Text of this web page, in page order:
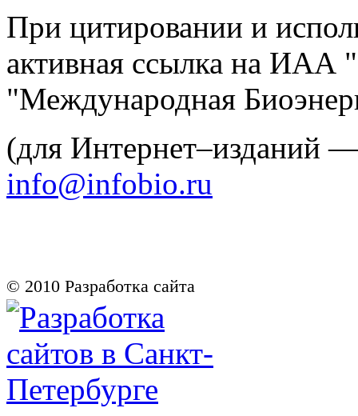
При цитировании и
активная ссылка на
"Международная
(для Интернет–изданий
info@infobio.ru
© 2010 Разработка сайта